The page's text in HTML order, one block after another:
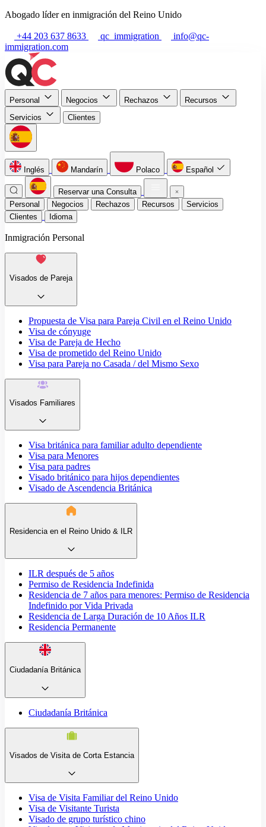
Abogado líder en inmigración del Reino Unido
+44 203 637 8633 qc_immigration
info@qc-
immigration.com
Personal Negocios Rechazos
Recursos
Servicios
Clientes
Inglés Mandarín Polaco Español
Reservar una Consulta
Personal
Negocios Rechazos Recursos
Servicios
Clientes
Idioma
Inmigración Personal
Visados de Pareja
Propuesta de Visa para Pareja Civil en el Reino Unido
Visa de cónyuge
Visa de Pareja de Hecho
Visa de prometido del Reino Unido
Visa para Pareja no Casada / del Mismo Sexo
Visados Familiares
Visa británica para familiar adulto dependiente
Visa para Menores
Visa para padres
Visado británico para hijos dependientes
Visado de Ascendencia Británica
Residencia en el Reino Unido & ILR
ILR después de 5 años
Permiso de Residencia Indefinida
Residencia de 7 años para menores: Permiso de Residencia
Indefinido por Vida Privada
Residencia de Larga Duración de 10 Años ILR
Residencia Permanente
Ciudadanía Británica
Ciudadanía Británica
Visados de Visita de Corta Estancia
Visa de Visita Familiar del Reino Unido
Visa de Visitante Turista
Visado de grupo turístico chino